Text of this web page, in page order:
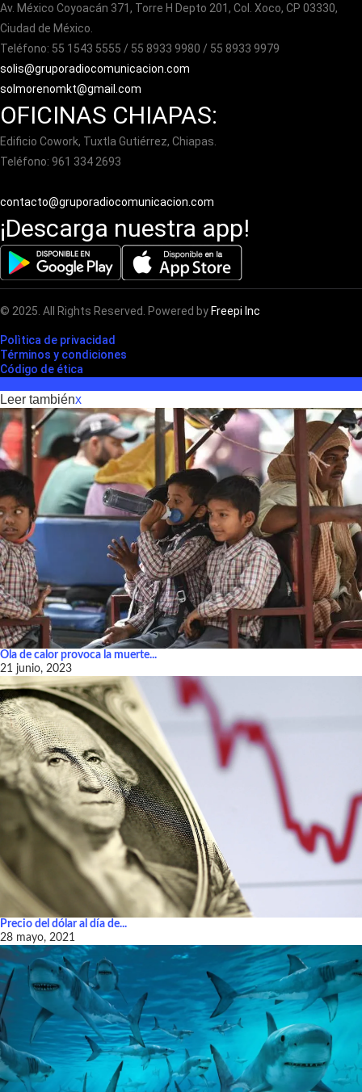
Av. México Coyoacán 371, Torre H Depto 201, Col. Xoco, CP 03330,
Ciudad de México.
Teléfono: 55 1543 5555 / 55 8933 9980 / 55 8933 9979
solis@gruporadiocomunicacion.com
solmorenomkt@gmail.com
OFICINAS CHIAPAS:
Edificio Cowork, Tuxtla Gutiérrez, Chiapas.
Teléfono: 961 334 2693
contacto@gruporadiocomunicacion.com
¡Descarga nuestra app!
© 2025. All Rights Reserved. Powered by Freepi Inc
Polìtica de privacidad
Términos y condiciones
Código de ética
Leer tambiénx
Ola de calor provoca la muerte...
21 junio, 2023
Precio del dólar al día de...
28 mayo, 2021